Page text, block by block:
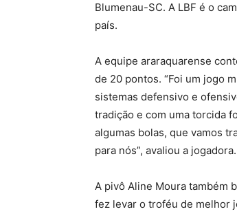
Blumenau-SC. A LBF é o
país.
A equipe araraquarense
de 20 pontos. “Foi um jogo
sistemas defensivo e
tradição e com uma torcida
algumas bolas, que vamos
para nós”, avaliou a jogadora.
A pivô Aline Moura também
fez levar o troféu de melhor